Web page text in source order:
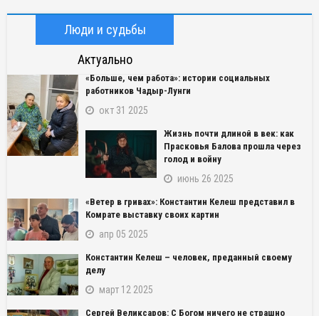
Люди и судьбы
Актуально
«Больше, чем работа»: истории социальных
работников Чадыр-Лунги
окт 31 2025
Жизнь почти длиной в век: как
Прасковья Балова прошла через
голод и войну
июнь 26 2025
«Ветер в гривах»: Константин Келеш представил в
Комрате выставку своих картин
апр 05 2025
Константин Келеш – человек, преданный своему
делу
март 12 2025
Сергей Великсаров: С Богом ничего не страшно